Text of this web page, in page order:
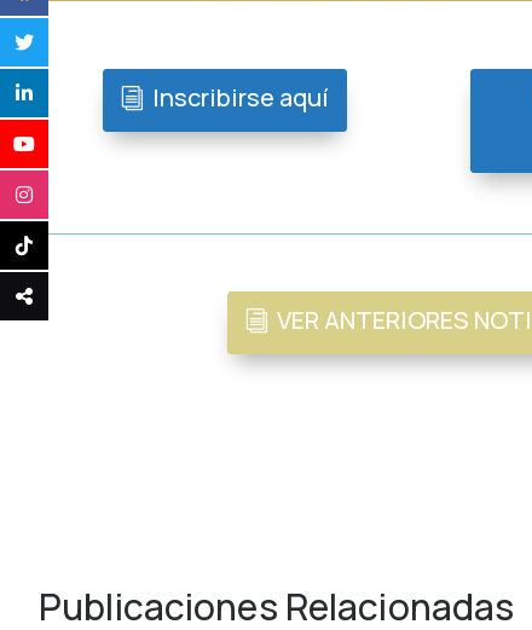
Inscribirse aquí
VER ANTERIORES
Publicaciones Relacionadas